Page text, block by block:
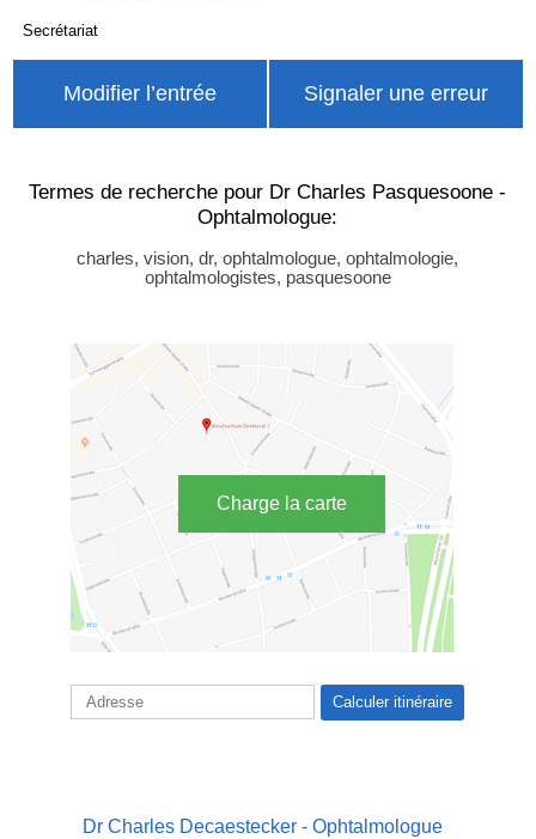
Secrétariat
Modifier l’entrée Signaler une erreur
Termes de recherche pour Dr Charles Pasquesoone -
Ophtalmologue:
charles, vision, dr, ophtalmologue, ophtalmologie,
ophtalmologistes, pasquesoone
Charge la carte
Dr Charles Decaestecker - Ophtalmologue